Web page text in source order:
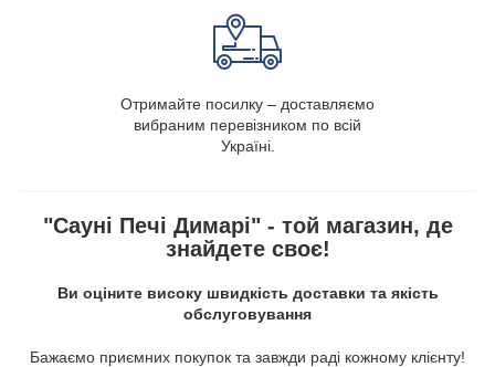
Отримайте посилку – доставляємо
вибраним перевізником по всій
Україні.
"Сауні Печі Димарі" - той магазин, де
знайдете своє!
Ви оціните високу швидкість доставки та якість
обслуговування
Бажаємо приємних покупок та завжди раді кожному клієнту!